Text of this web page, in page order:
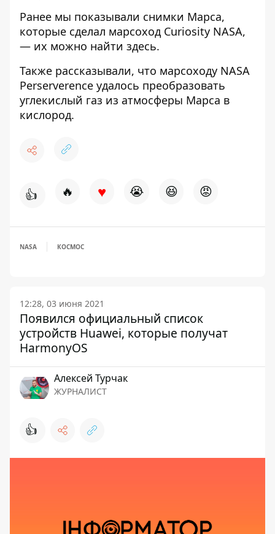
Ранее мы показывали снимки Марса,
которые сделал марсоход Curiosity NASA,
— их можно найти здесь.
Также рассказывали, что марсоходу NASA
Perserverence удалось преобразовать
углекислый газ из атмосферы Марса в
кислород.
👍 🔥 ♥ 😭 😆 😡
NASA КОСМОС
12:28, 03 июня 2021
Появился официальный список
устройств Huawei, которые получат
HarmonyOS
Алексей Турчак
ЖУРНАЛИСТ
👍